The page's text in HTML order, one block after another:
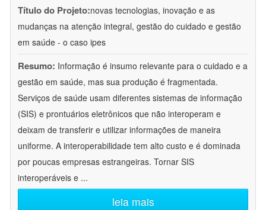
Título do Projeto:novas tecnologias, inovação e as
mudanças na atenção integral, gestão do cuidado e gestão
em saúde - o caso ipes
Resumo: Informação é insumo relevante para o cuidado e a
gestão em saúde, mas sua produção é fragmentada.
Serviços de saúde usam diferentes sistemas de informação
(SIS) e prontuários eletrônicos que não interoperam e
deixam de transferir e utilizar informações de maneira
uniforme. A interoperabilidade tem alto custo e é dominada
por poucas empresas estrangeiras. Tornar SIS
interoperáveis e ...
leia mais